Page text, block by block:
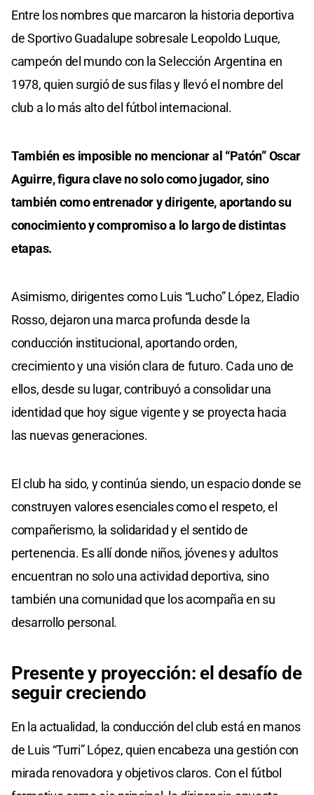
Entre los nombres que marcaron la historia deportiva
de Sportivo Guadalupe sobresale Leopoldo Luque,
campeón del mundo con la Selección Argentina en
1978, quien surgió de sus filas y llevó el nombre del
club a lo más alto del fútbol internacional.
También es imposible no mencionar al “Patón” Oscar
Aguirre, figura clave no solo como jugador, sino
también como entrenador y dirigente, aportando su
conocimiento y compromiso a lo largo de distintas
etapas.
Asimismo, dirigentes como Luis “Lucho” López, Eladio
Rosso, dejaron una marca profunda desde la
conducción institucional, aportando orden,
crecimiento y una visión clara de futuro. Cada uno de
ellos, desde su lugar, contribuyó a consolidar una
identidad que hoy sigue vigente y se proyecta hacia
las nuevas generaciones.
El club ha sido, y continúa siendo, un espacio donde se
construyen valores esenciales como el respeto, el
compañerismo, la solidaridad y el sentido de
pertenencia. Es allí donde niños, jóvenes y adultos
encuentran no solo una actividad deportiva, sino
también una comunidad que los acompaña en su
desarrollo personal.
Presente y proyección: el desafío de
seguir creciendo
En la actualidad, la conducción del club está en manos
de Luis “Turri” López, quien encabeza una gestión con
mirada renovadora y objetivos claros. Con el fútbol